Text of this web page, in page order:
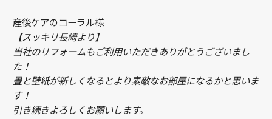
産後ケアのコーラル様
【スッキリ長崎より】
当社のリフォームもご利用いただきありがとうございまし
た！
畳と壁紙が新しくなるとより素敵なお部屋になるかと思いま
す！
引き続きよろしくお願いします。